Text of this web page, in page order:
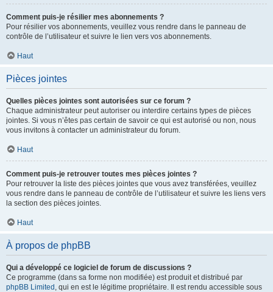
Comment puis-je résilier mes abonnements ?
Pour résilier vos abonnements, veuillez vous rendre dans le panneau de
contrôle de l’utilisateur et suivre le lien vers vos abonnements.
Haut
Pièces jointes
Quelles pièces jointes sont autorisées sur ce forum ?
Chaque administrateur peut autoriser ou interdire certains types de pièces
jointes. Si vous n’êtes pas certain de savoir ce qui est autorisé ou non, nous
vous invitons à contacter un administrateur du forum.
Haut
Comment puis-je retrouver toutes mes pièces jointes ?
Pour retrouver la liste des pièces jointes que vous avez transférées, veuillez
vous rendre dans le panneau de contrôle de l’utilisateur et suivre les liens vers
la section des pièces jointes.
Haut
À propos de phpBB
Qui a développé ce logiciel de forum de discussions ?
Ce programme (dans sa forme non modifiée) est produit et distribué par
phpBB Limited , qui en est le légitime propriétaire. Il est rendu accessible sous